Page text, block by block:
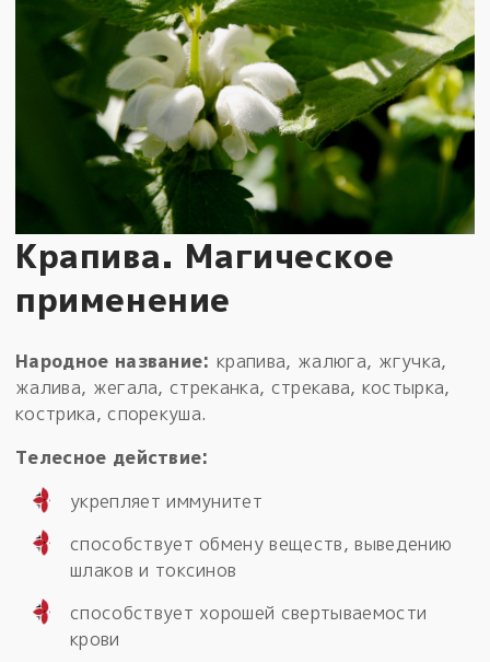
Крапива. Магическое
применение
Народное название: крапива, жалюга, жгучка,
жалива, жегала, стреканка, стрекава, костырка,
кострика, спорекуша.
Телесное действие:
укрепляет иммунитет
способствует обмену веществ, выведению
шлаков и токсинов
способствует хорошей свертываемости
крови